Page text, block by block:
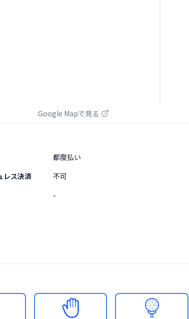
Google Mapで見る
都度払い
レス決済
不可
-